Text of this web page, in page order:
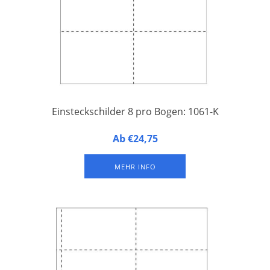
Einsteckschilder 8 pro Bogen: 1061-K
8 Einsteckschilder auf einem A4-Druckbogen aus perforiertem
Tintenstrahldruckern. Verpackung à 25 oder 100 Druckbogen.
Ab €24,75
MEHR INFO